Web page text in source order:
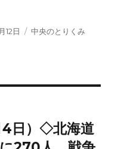
12日
カ
中央のとりくみ
日）◇北海道